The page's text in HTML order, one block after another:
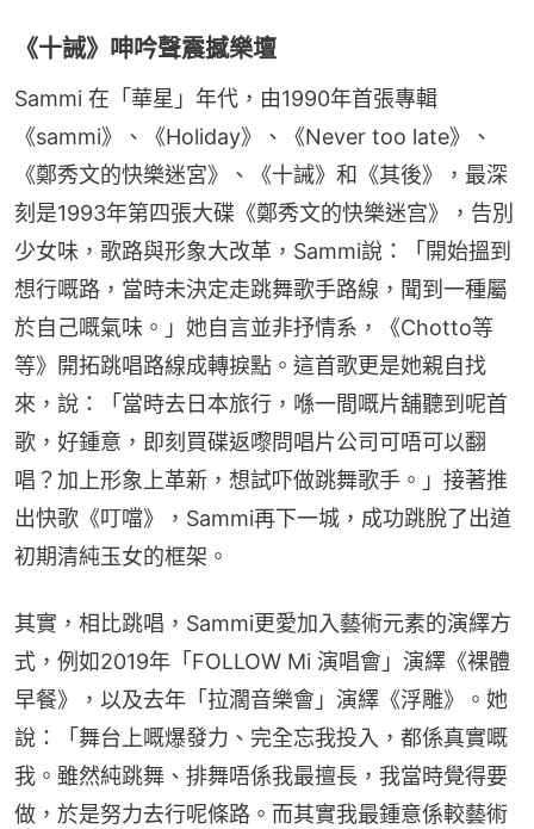
《十誡》呻吟聲震撼樂壇
Sammi 在「華星」年代，由1990年首張專輯
《sammi》、《Holiday》、《Never too late》、
《鄭秀文的快樂迷宮》、《十誡》和《其後》，最深
刻是1993年第四張大碟《鄭秀文的快樂迷宫》，告別
少女味，歌路與形象大改革，Sammi說：「開始搵到
想行嘅路，當時未決定走跳舞歌手路線，聞到一種屬
於自己嘅氣味。」她自言並非抒情系，《Chotto等
等》開拓跳唱路線成轉捩點。這首歌更是她親自找
來，說：「當時去日本旅行，喺一間嘅片舖聽到呢首
歌，好鍾意，即刻買碟返嚟問唱片公司可唔可以翻
唱？加上形象上革新，想試吓做跳舞歌手。」接著推
出快歌《叮噹》，Sammi再下一城，成功跳脫了出道
初期清純玉女的框架。
其實，相比跳唱，Sammi更愛加入藝術元素的演繹方
式，例如2019年「FOLLOW Mi 演唱會」演繹《裸體
早餐》，以及去年「拉濶音樂會」演繹《浮雕》。她
說：「舞台上嘅爆發力、完全忘我投入，都係真實嘅
我。雖然純跳舞、排舞唔係我最擅長，我當時覺得要
做，於是努力去行呢條路。而其實我最鍾意係較藝術